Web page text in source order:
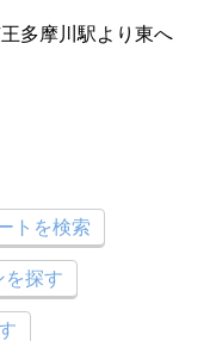
多摩川駅より東へ
トを検索
を探す